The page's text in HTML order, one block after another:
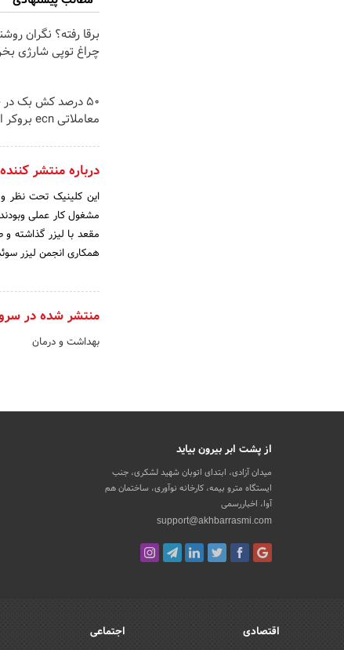
برقا رفته؟ نگران
چراغ توپی شارژی
۵۰ درصد کش بک
معاملاتی ecn بروکر اینوسلو
درباره منتشر
مقعد با لیزر گذاشته
همکاری انجمن لیزر
منتشر شده در
بهداشت و درمان
از پشت ابر بیرون بیاید
میدان آزادی، ابتدای اتوبان شهید لشکری، جنب
ایستگاه مترو بیمه، کارخانه نوآوری، ساختمان هم
آوا، اخباررسمی
support@akhbarrasmi.com
اقتصادی اجتماعی